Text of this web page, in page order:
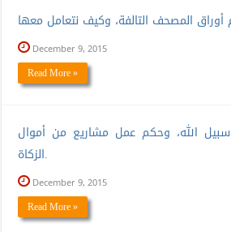
December 9, 2015
Read More »
في سبيل الله، وحكم عمل مشاريع من أموال
الزكاة.
December 9, 2015
Read More »